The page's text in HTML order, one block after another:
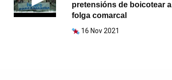
pretensións de boicotear a
folga comarcal
16 Nov 2021